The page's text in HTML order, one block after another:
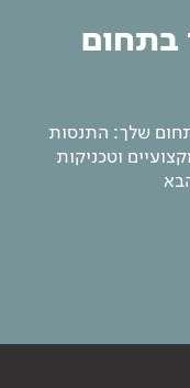
בתחום
שלך: התנסות
וטכניקות